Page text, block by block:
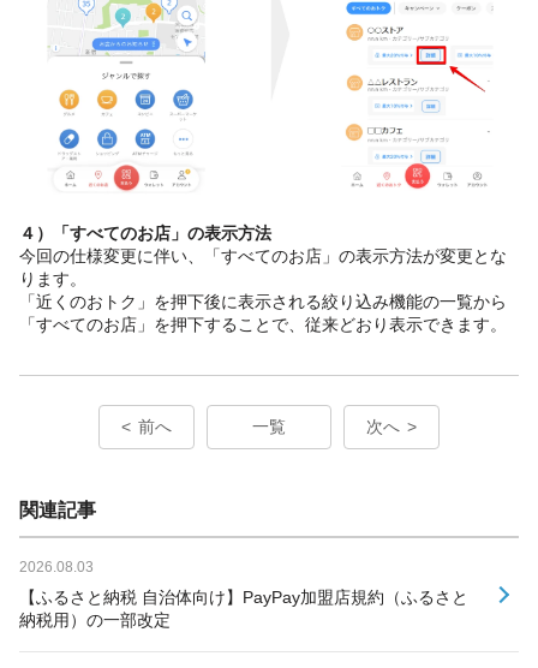
４）「すべてのお店」の表示方法
今回の仕様変更に伴い、「すべてのお店」の表示方法が変更とな
ります。
「近くのおトク」を押下後に表示される絞り込み機能の一覧から
「すべてのお店」を押下することで、従来どおり表示できます。
前へ 一覧 次へ
関連記事
2026.08.03
【ふるさと納税 自治体向け】PayPay加盟店規約（ふるさと
納税用）の一部改定